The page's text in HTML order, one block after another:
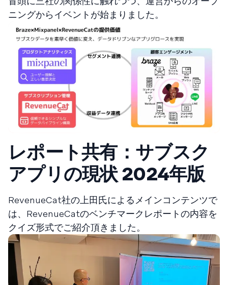
ニングからイベントが始まりました。
レポート共有：サブスク
アプリの現状 2024年版
RevenueCat社の上田氏によるメインコンテンツで
は、RevenueCatのベンチマークレポートの内容を
クイズ形式でご紹介頂きました。